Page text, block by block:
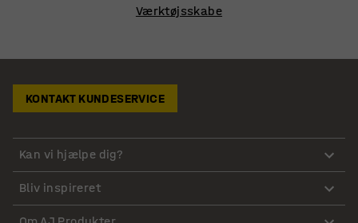
Værktøjsskabe
KONTAKT KUNDESERVICE
Kan vi hjælpe dig?
Bliv inspireret